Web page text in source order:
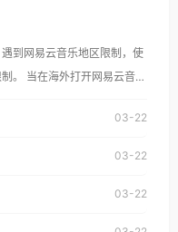
现地区及版权限制问题，且
友们，
大利亚、欧洲等国家和地区
到网易云音乐地区限制，使
易云音
放。 遇到这个问题
03-22
03-22
03-22